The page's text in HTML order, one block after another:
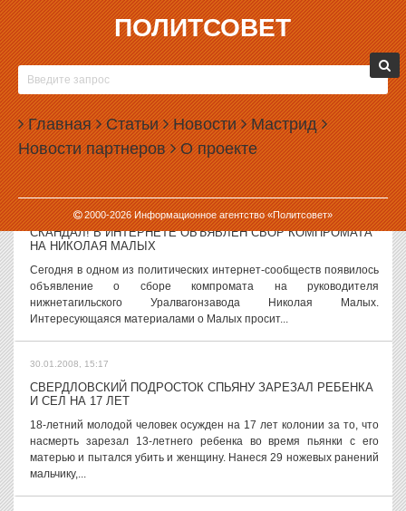
ПОЛИТСОВЕТ
Главная Статьи Новости Мастрид
Новости партнеров О проекте
2000-2026Информационное агентство «Политсовет»
30.01.2008, 16:09
СУДЕБНЫЕ ПРИСТАВЫ НАКОНЕЦ-ТО СМОГУТ ВРЫВАТЬСЯ
В ДОМА БЕЗ ВАШЕГО РАЗРЕШЕНИЯ
С момента вступления в силу с 1 февраля 2008 года новой версии
Федерального закона «Об исполнительном производстве»
приставы получают право проникать в дома граждан в их
отсутствие для оценки...
30.01.2008, 15:45
СКАНДАЛ! В ИНТЕРНЕТЕ ОБЪЯВЛЕН СБОР КОМПРОМАТА
НА НИКОЛАЯ МАЛЫХ
Сегодня в одном из политических интернет-сообществ появилось
объявление о сборе компромата на руководителя
нижнетагильского Уралвагонзавода Николая Малых.
Интересующаяся материалами о Малых просит...
30.01.2008, 15:17
СВЕРДЛОВСКИЙ ПОДРОСТОК СПЬЯНУ ЗАРЕЗАЛ РЕБЕНКА
И СЕЛ НА 17 ЛЕТ
18-летний молодой человек осужден на 17 лет колонии за то, что
насмерть зарезал 13-летнего ребенка во время пьянки с его
матерью и пытался убить и женщину. Нанеся 29 ножевых ранений
мальчику,...